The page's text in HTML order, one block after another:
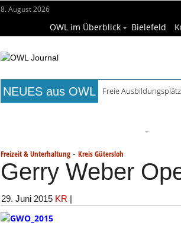
8. August 2026
OWL im Überblick Bielefeld
NEUES aus OWL Freie
Freizeit & Unterhaltung - Kreis Gütersloh
Gerry Weber
29. Juni 2015 KR |